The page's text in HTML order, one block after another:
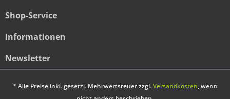
Shop-Service
Informationen
Newsletter
* Alle Preise inkl. gesetzl. Mehrwertsteuer zzgl.Versandkosten, wenn